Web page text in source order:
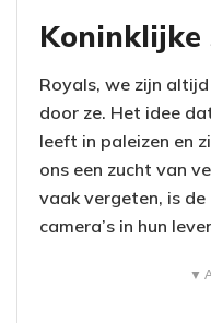
Royals, we zijn
door ze. Het idee
leeft in paleizen en
ons een zucht van
vaak vergeten, is
camera’s in hun
▼